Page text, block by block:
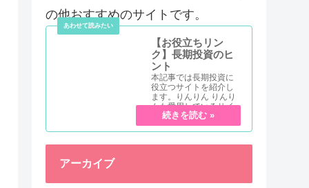
の他おすすめのサイトです。
【お役立ちリン
ク】長期投資のヒ
ント
本記事では長期投資に
役立つサイトを紹介し
ます。りんりん りんり
んも愛用しているサイ
トだよ！ 長期投資を始
めるにあたって、参考
になるサイトをカテゴ
リ別に紹介していきま
アーカイブ